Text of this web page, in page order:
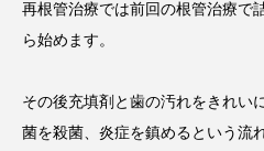
再根管治療では前回の根管治療で
ら始めます。
その後充填剤と歯の汚れをきれい
菌を殺菌、炎症を鎮めるという流